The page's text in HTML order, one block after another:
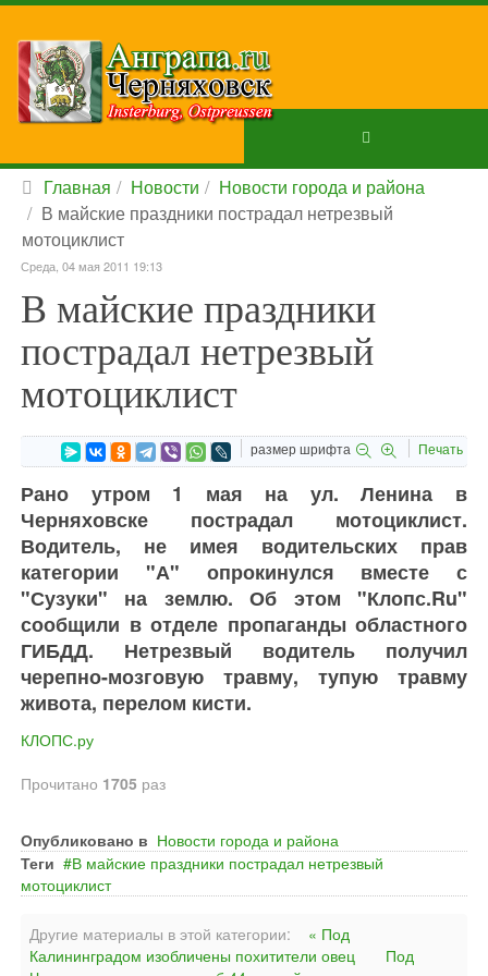
Главная Новости
Новости города и района
В майские праздники пострадал нетрезвый
мотоциклист
Среда, 04 мая 2011 19:13
В майские праздники
пострадал нетрезвый
мотоциклист
размер шрифта Печать
Рано утром 1 мая на ул. Ленина в
Черняховске пострадал мотоциклист.
Водитель, не имея водительских прав
категории "А" опрокинулся вместе с
"Сузуки" на землю. Об этом "Клопс.Ru"
сообщили в отделе пропаганды областного
ГИБДД. Нетрезвый водитель получил
черепно-мозговую травму, тупую травму
живота, перелом кисти.
КЛОПС.ру
Прочитано 1705 раз
Опубликовано в Новости города и района
Теги
В майские праздники пострадал нетрезвый
мотоциклист
Другие материалы в этой категории:
« Под
Калининградом изобличены похитители овец
Под